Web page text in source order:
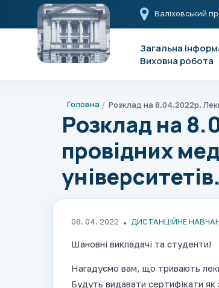
Валіховський
Загальна
Виховна робота
Головна
Розклад на
провідних
університетів.
08. 04. 2022 ДИСТАНЦІЙНЕ
Шановні викладачі та студенти!
Нагадуємо вам, що тривають
Будуть видавати сертифікати як